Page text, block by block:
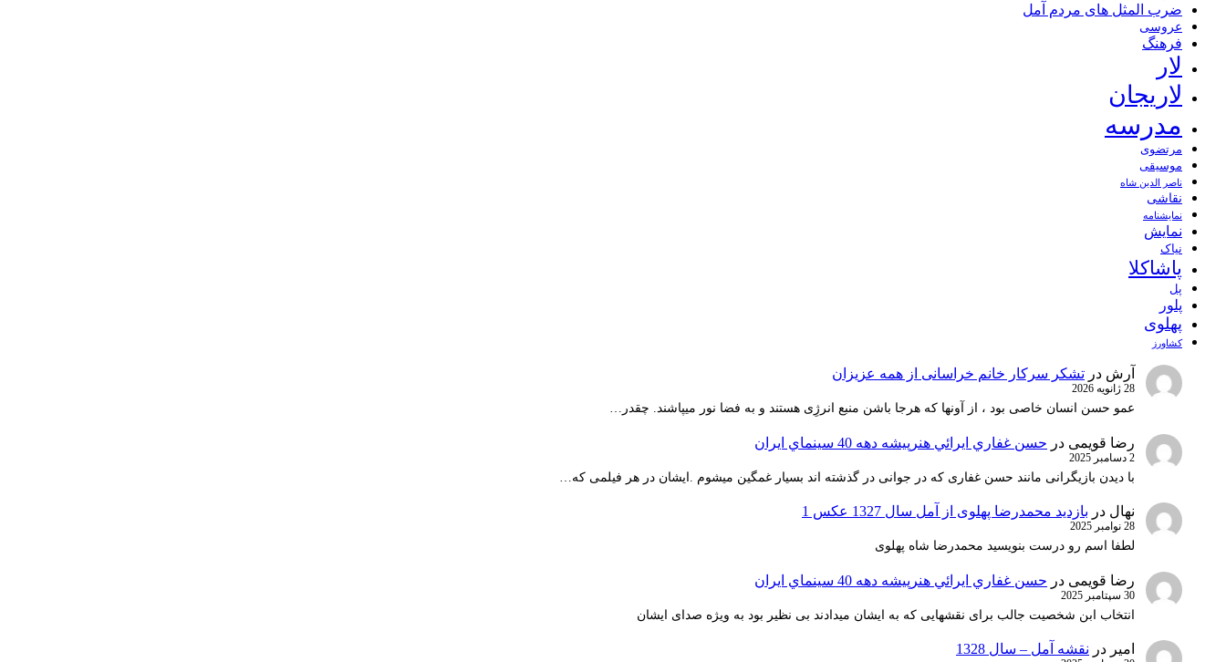
ضرب المثل های مردم آمل
عروسی
فرهنگ
لار
لاریجان
مدرسه
مرتضوی
موسیقی
ناصر الدین شاه
نقاشی
نمايشنامه
نمایش
نیاک
پاشاکلا
پل
پلور
پهلوی
کشاورز
آرش در تشکر سرکار خانم خراسانی از همه عزیزان
28 ژانویه 2026
عمو حسن انسان خاصی بود ، از آونها که هرجا باشن منبع انرژِی هستند و به فضا نور میپاشند. چقدر…
رضا قویمی در حسن غفاري ايرائي هنرپيشه دهه 40 سينماي ايران
2 دسامبر 2025
با دیدن بازیگرانی مانند حسن غفاری که در جوانی در گذشته اند بسیار غمگین میشوم .ایشان در هر فیلمی که…
نهال در بازدید محمدرضا پهلوی از آمل سال 1327 عکس 1
28 نوامبر 2025
لطفا اسم رو درست بنویسید محمدرضا شاه پهلوی
رضا قویمی در حسن غفاري ايرائي هنرپيشه دهه 40 سينماي ايران
30 سپتامبر 2025
انتخاب ابن شخصیت جالب برای نقشهایی که به ایشان میدادند بی نظیر بود به ویژه صدای ایشان
امیر در نقشه آمل – سال 1328